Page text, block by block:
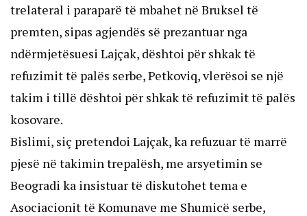
trelateral i paraparë të mbahet në Bruksel të
premten, sipas agjendës së prezantuar nga
ndërmjetësuesi Lajçak, dështoi për shkak të
refuzimit të palës serbe, Petkoviq, vlerësoi se një
takim i tillë dështoi për shkak të refuzimit të palës
kosovare.
Bislimi, siç pretendoi Lajçak, ka refuzuar të marrë
pjesë në takimin trepalësh, me arsyetimin se
Beogradi ka insistuar të diskutohet tema e
Asociacionit të Komunave me Shumicë serbe,